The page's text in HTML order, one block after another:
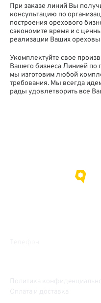
При заказе линий Вы
консультацию по
построения орехового
сэкономите время и с
реализации Ваших
Укомплектуйте свое
Вашего бизнеса Линией по
мы изготовим любой
требования. Мы всегда
рады удовлетворить все
Политика
Оплата и доставка